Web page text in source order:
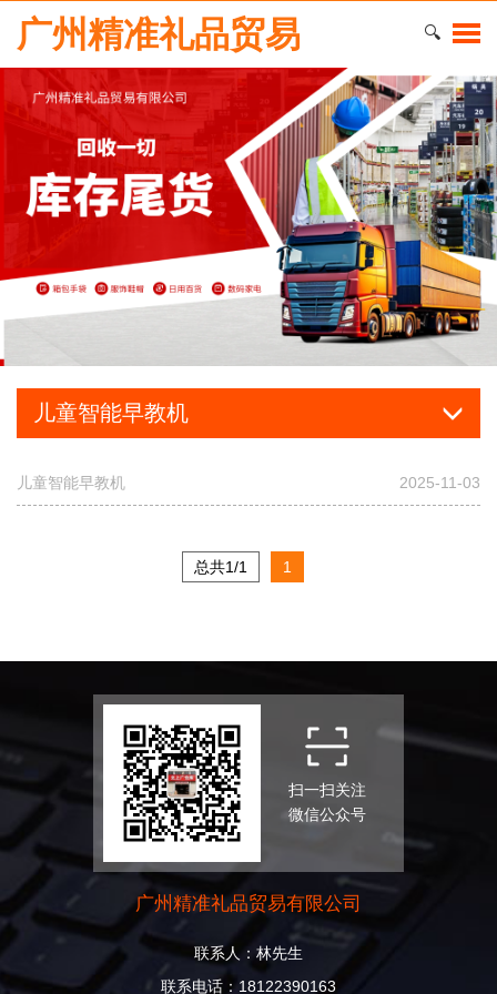
🔍
广州精准礼品贸易
儿童智能早教机
儿童智能早教机 2025-11-03
总共1/1 1
扫一扫关注
微信公众号
广州精准礼品贸易有限公司
联系人：林先生
联系电话：18122390163